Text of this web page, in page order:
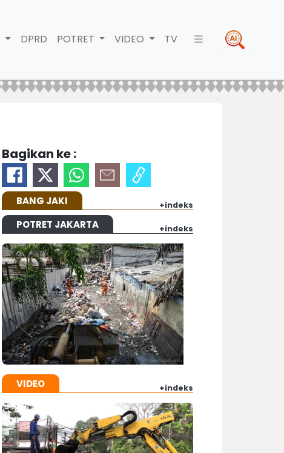
DPRD POTRET VIDEO TV
Bagikan ke :
BANG JAKI +indeks
POTRET JAKARTA +indeks
VIDEO +indeks